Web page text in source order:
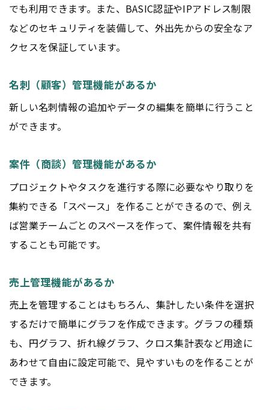
でも利用できます。また、BASIC認証やIPアドレス制限
などのセキュリティを装備して、外出先からの安全なア
クセスを保証しています。
名刺（顧客）管理機能があるか
新しい名刺情報の追加やデータの編集を簡単に行うこと
ができます。
案件（商談）管理機能があるか
プロジェクトやタスクを進行する際に必要なやり取りを
集約できる「スペース」を作ることができるので、例え
ば営業チームごとのスペースを作って、案件情報を共有
することも可能です。
売上管理機能があるか
売上を管理することはもちろん、集計したい条件を選択
するだけで簡単にグラフを作成できます。グラフの種類
も、円グラフ、折れ線グラフ、クロス集計表など用途に
あわせて自由に設定可能で、見やすいものを作ることが
できます。